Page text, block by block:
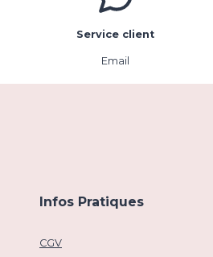
Service client
Email
Infos Pratiques
CGV